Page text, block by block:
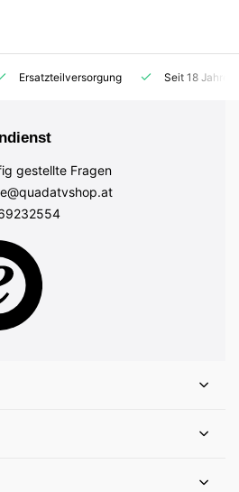
Ersatzteilversorgung Seit 18
gestellte Fragen